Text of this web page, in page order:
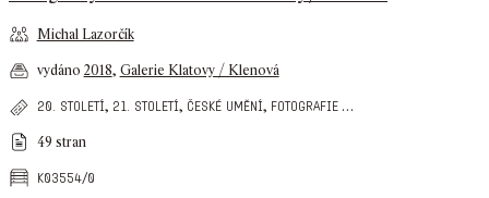
Michal Lazorčík
vydáno 2018, Galerie Klatovy / Klenová
20. století, 21. století, české umění, fotografie…
49 stran
k03554/0